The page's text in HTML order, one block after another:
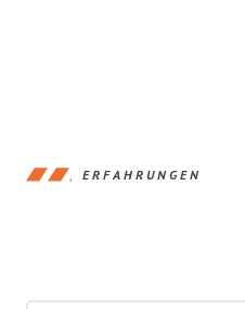
ERFAHRUNGEN